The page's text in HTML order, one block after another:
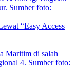
“Easy Access